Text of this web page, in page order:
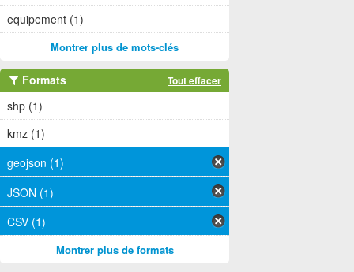
equipement (1)
Montrer plus de mots-clés
Formats Tout effacer
shp (1)
kmz (1)
geojson (1)
JSON (1)
CSV (1)
Montrer plus de formats